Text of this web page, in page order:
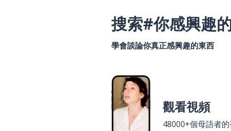
搜索#你感興趣
學會談論你真正感興趣的東西
觀看視頻
48000+個母語者